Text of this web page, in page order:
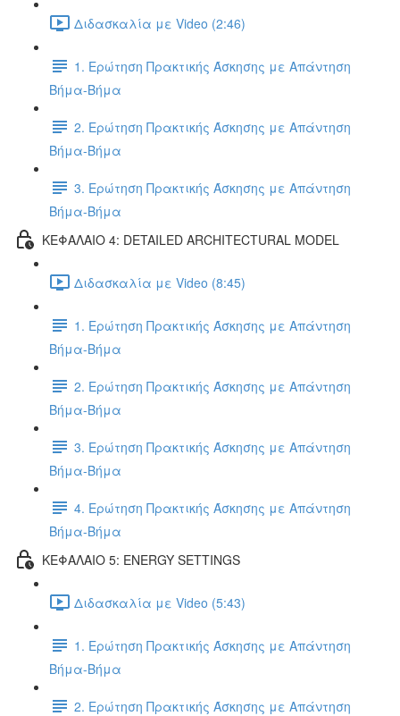
Διδασκαλία με Video (2:46)
1. Ερώτηση Πρακτικής Άσκησης με Απάντηση
Βήμα-Βήμα
2. Ερώτηση Πρακτικής Άσκησης με Απάντηση
Βήμα-Βήμα
3. Ερώτηση Πρακτικής Άσκησης με Απάντηση
Βήμα-Βήμα
ΚΕΦΑΛΑΙΟ 4: DETAILED ARCHITECTURAL MODEL
Διδασκαλία με Video (8:45)
1. Ερώτηση Πρακτικής Άσκησης με Απάντηση
Βήμα-Βήμα
2. Ερώτηση Πρακτικής Άσκησης με Απάντηση
Βήμα-Βήμα
3. Ερώτηση Πρακτικής Άσκησης με Απάντηση
Βήμα-Βήμα
4. Ερώτηση Πρακτικής Άσκησης με Απάντηση
Βήμα-Βήμα
ΚΕΦΑΛΑΙΟ 5: ENERGY SETTINGS
Διδασκαλία με Video (5:43)
1. Ερώτηση Πρακτικής Άσκησης με Απάντηση
Βήμα-Βήμα
2. Ερώτηση Πρακτικής Άσκησης με Απάντηση